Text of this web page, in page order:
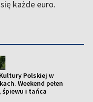
każde euro.
Polskiej w
Weekend pełen
śpiewu i tańca